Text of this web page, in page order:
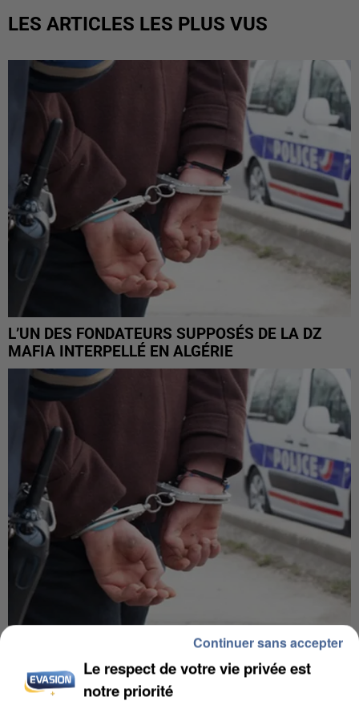
LES ARTICLES LES PLUS VUS
L’UN DES FONDATEURS SUPPOSÉS DE LA DZ
MAFIA INTERPELLÉ EN ALGÉRIE
UN SECOND CADRE DE LA DZ MAFIA
INTERPELLÉ EN ALGÉRIE
Le respect de votre vie privée est
notre priorité
Continuer sans accepter